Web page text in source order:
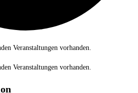
Veranstaltungen vorhanden.
Veranstaltungen vorhanden.